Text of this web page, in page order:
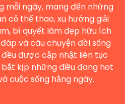
mỗi ngày, mang đến những
cỏ thể thao, xu hướng giải
bí quyết làm đẹp hữu ích
và câu chuyện đời sống
được cập nhật liên tục
kịp những điều đang hot
cuộc sống hằng ngày.